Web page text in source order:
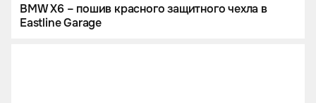
BMW X6 – пошив красного защитного чехла в
Eastline Garage